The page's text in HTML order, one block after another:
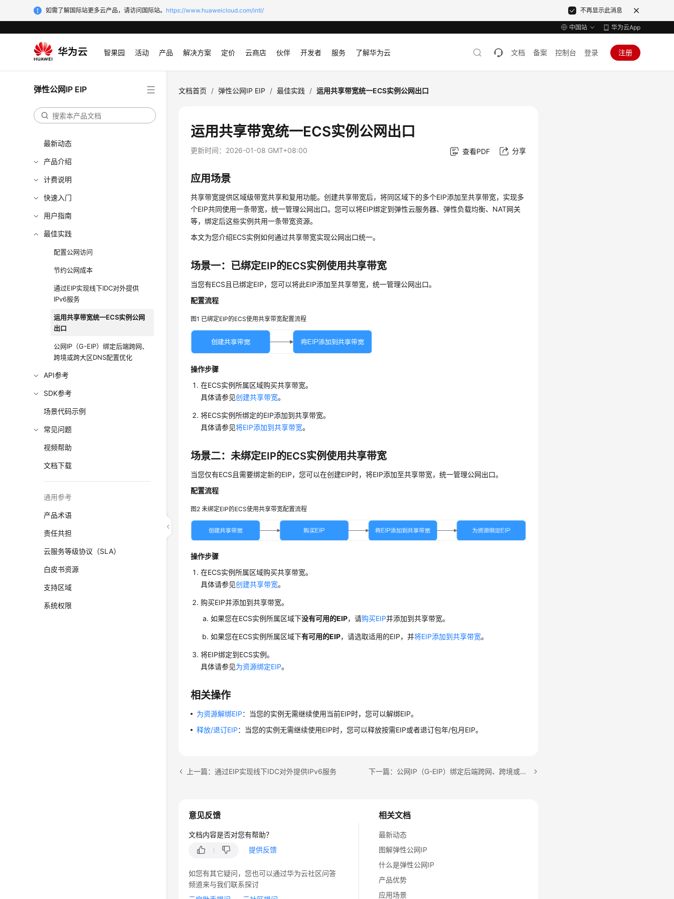
如需了解国际站更多云产品，请访问国际站。 https://www.huaweicloud.com/intl/ 不再显示此消息
中国站 华为云App
智果园 活动 产品 解决方案 定价 云商店 伙伴 开发者 服务 了解华为云 文档 备案 控制台 登录 注册
弹性公网IP EIP
最新动态
产品介绍
计费说明
快速入门
用户指南
最佳实践
配置公网访问
节约公网成本
通过EIP实现线下IDC对外提供
IPv6服务
运用共享带宽统一ECS实例公网
出口
公网IP（G-EIP）绑定后端跨网、
跨境或跨大区DNS配置优化
API参考
SDK参考
场景代码示例
常见问题
视频帮助
文档下载
通用参考
产品术语
责任共担
云服务等级协议（SLA）
白皮书资源
支持区域
系统权限
文档首页 / 弹性公网IP EIP / 最佳实践 / 运用共享带宽统一ECS实例公网出口
运用共享带宽统一ECS实例公网出口
更新时间： 2026-01-08 GMT+08:00 查看PDF 分享
应用场景
共享带宽提供区域级带宽共享和复用功能。创建共享带宽后，将同区域下的多个EIP添加至共享带宽，实现多
个EIP共同使用一条带宽，统一管理公网出口。您可以将EIP绑定到弹性云服务器、弹性负载均衡、NAT网关
等，绑定后这些实例共用一条带宽资源。
本文为您介绍ECS实例如何通过共享带宽实现公网出口统一。
场景一：已绑定EIP的ECS实例使用共享带宽
当您有ECS且已绑定EIP，您可以将此EIP添加至共享带宽，统一管理公网出口。
配置流程
图1 已绑定EIP的ECS使用共享带宽配置流程
操作步骤
在ECS实例所属区域购买共享带宽。
具体请参见创建共享带宽。
将ECS实例所绑定的EIP添加到共享带宽。
具体请参见将EIP添加到共享带宽。
场景二：未绑定EIP的ECS实例使用共享带宽
当您仅有ECS且需要绑定新的EIP，您可以在创建EIP时，将EIP添加至共享带宽，统一管理公网出口。
配置流程
图2未绑定EIP的ECS使用共享带宽配置流程
操作步骤
在ECS实例所属区域购买共享带宽。
具体请参见创建共享带宽。
购买EIP并添加到共享带宽。
如果您在ECS实例所属区域下没有可用的EIP，请购买EIP并添加到共享带宽。
如果您在ECS实例所属区域下有可用的EIP，请选取适用的EIP，并将EIP添加到共享带宽。
将EIP绑定到ECS实例。
具体请参见为资源绑定EIP。
相关操作
为资源解绑EIP：当您的实例无需继续使用当前EIP时，您可以解绑EIP。
释放/退订EIP：当您的实例无需继续使用EIP时，您可以释放按需EIP或者退订包年/包月EIP。
上一篇：通过EIP实现线下IDC对外提供IPv6服务 下一篇：公网IP（G-EIP）绑定后端跨网、跨境或跨大区DNS配置优化
相关文档
最新动态
图解弹性公网IP
什么是弹性公网IP
产品优势
应用场景
意见反馈
文档内容是否对您有帮助？
提供反馈
如您有其它疑问，您也可以通过华为云社区问答
频道来与我们联系探讨